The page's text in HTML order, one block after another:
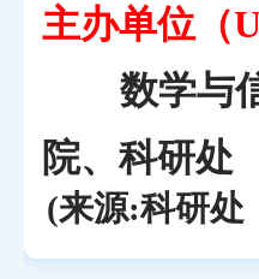
主办单位（
数学与
院、科研处
(来源:科研处